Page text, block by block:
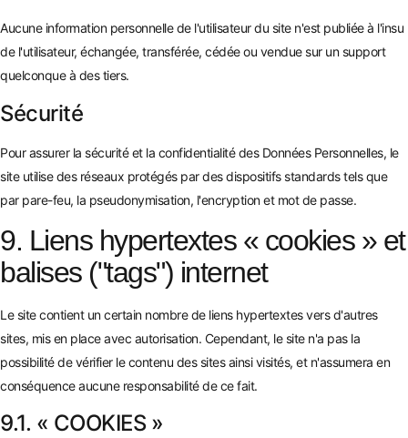
Aucune information personnelle de l'utilisateur du site n'est publiée à l'insu
de l'utilisateur, échangée, transférée, cédée ou vendue sur un support
quelconque à des tiers.
Sécurité
Pour assurer la sécurité et la confidentialité des Données Personnelles, le
site utilise des réseaux protégés par des dispositifs standards tels que
par pare-feu, la pseudonymisation, l'encryption et mot de passe.
9. Liens hypertextes « cookies » et
balises ("tags") internet
Le site contient un certain nombre de liens hypertextes vers d'autres
sites, mis en place avec autorisation. Cependant, le site n'a pas la
possibilité de vérifier le contenu des sites ainsi visités, et n'assumera en
conséquence aucune responsabilité de ce fait.
9.1. « COOKIES »